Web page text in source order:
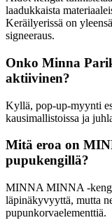
laadukkaista
Keräilyerissä on
signeeraus.
Onko Minna
aktiivinen?
Kyllä, pop-up-myynti
kausimallistoissa ja
Mitä eroa on
pupukengillä?
MINNA MINNA -
läpinäkyvyyttä, mutta
pupunkorvaelementtiä.